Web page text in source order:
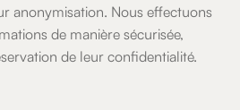
anonymisation. Nous effectuons
de manière sécurisée,
de leur confidentialité.